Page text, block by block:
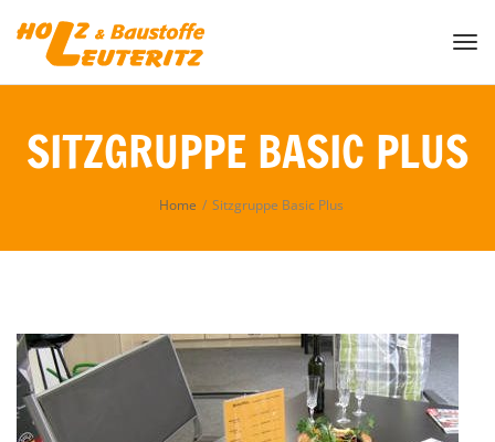
SITZGRUPPE BASIC PLUS
Home / Sitzgruppe Basic Plus